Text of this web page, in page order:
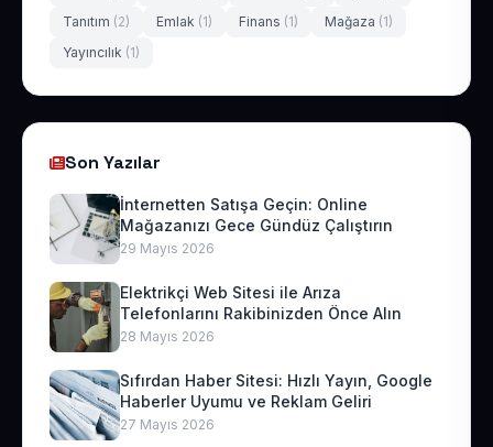
Tanıtım (2) Emlak (1) Finans (1) Mağaza (1)
Yayıncılık (1)
Son Yazılar
İnternetten Satışa Geçin: Online
Mağazanızı Gece Gündüz Çalıştırın
29 Mayıs 2026
Elektrikçi Web Sitesi ile Arıza
Telefonlarını Rakibinizden Önce Alın
28 Mayıs 2026
Sıfırdan Haber Sitesi: Hızlı Yayın, Google
Haberler Uyumu ve Reklam Geliri
27 Mayıs 2026